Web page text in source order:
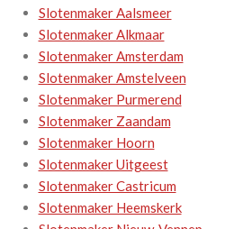
Slotenmaker Aalsmeer
Slotenmaker Alkmaar
Slotenmaker Amsterdam
Slotenmaker Amstelveen
Slotenmaker Purmerend
Slotenmaker Zaandam
Slotenmaker Hoorn
Slotenmaker Uitgeest
Slotenmaker Castricum
Slotenmaker Heemskerk